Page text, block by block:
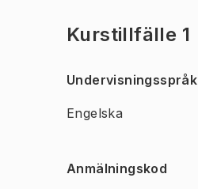
Kurstillfälle 1
Undervisningsspråk
Engelska
Anmälningskod